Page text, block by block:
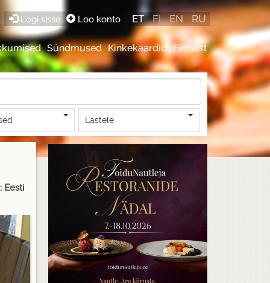
Sündmused Kinkekaardid Firmast
Logi sisse Loo konto ET FI EN RU
Lastele
Eesti